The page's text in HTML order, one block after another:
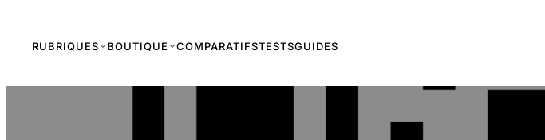
RUBRIQUES BOUTIQUE COMPARATIFSTESTSGUIDES